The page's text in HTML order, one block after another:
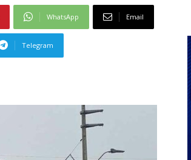
WhatsApp Email
Telegram